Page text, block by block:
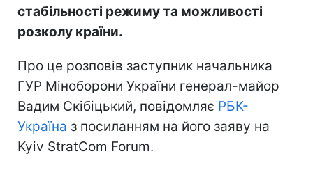
стабільності режиму та можливості
розколу країни.
Про це розповів заступник начальника
ГУР Міноборони України генерал-майор
Вадим Скібіцький, повідомляє РБК-
Україна з посиланням на його заяву на
Kyiv StratCom Forum.